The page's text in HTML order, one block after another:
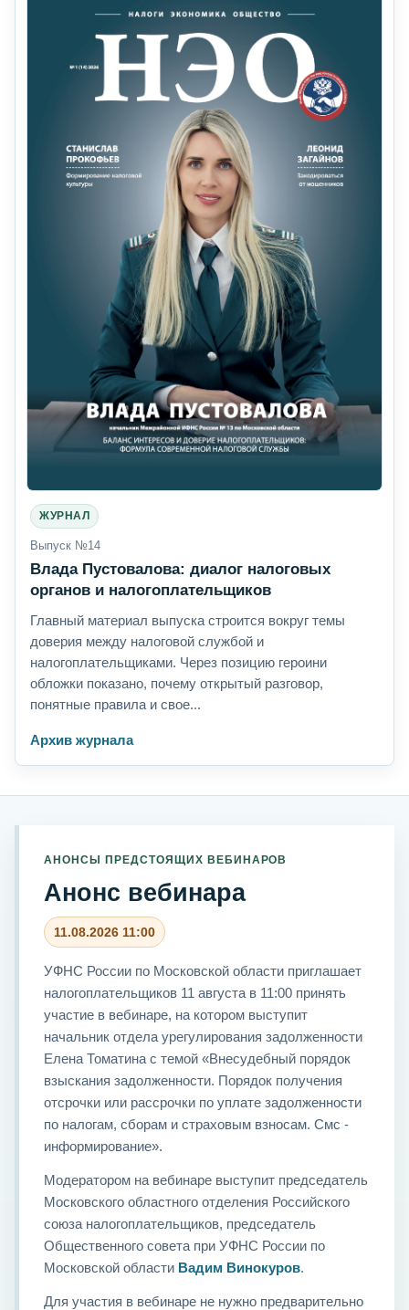
ЖУРНАЛ
Выпуск №14
Влада Пустовалова: диалог налоговых
органов и налогоплательщиков
Главный материал выпуска строится вокруг темы
доверия между налоговой службой и
налогоплательщиками. Через позицию героини
обложки показано, почему открытый разговор,
понятные правила и свое...
Архив журнала
АНОНСЫ ПРЕДСТОЯЩИХ ВЕБИНАРОВ
Анонс вебинара
11.08.2026 11:00
УФНС России по Московской области приглашает
налогоплательщиков 11 августа в 11:00 принять
участие в вебинаре, на котором выступит
начальник отдела урегулирования задолженности
Елена Томатина с темой «Внесудебный порядок
взыскания задолженности. Порядок получения
отсрочки или рассрочки по уплате задолженности
по налогам, сборам и страховым взносам. Смс -
информирование».
Модератором на вебинаре выступит председатель
Московского областного отделения Российского
союза налогоплательщиков, председатель
Общественного совета при УФНС России по
Московской области Вадим Винокуров.
Для участия в вебинаре не нужно предварительно